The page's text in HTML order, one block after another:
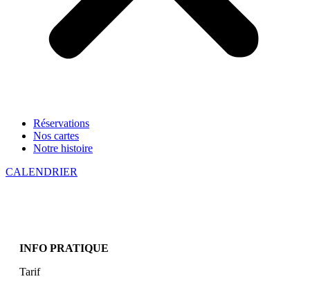
Réservations
Nos cartes
Notre histoire
CALENDRIER
INFO PRATIQUE
Tarif